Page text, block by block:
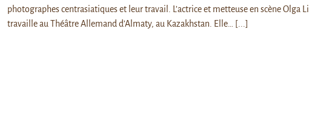
photographes centrasiatiques et leur travail. L’actrice et metteuse en scène Olga Li
travaille au Théâtre Allemand d’Almaty, au Kazakhstan. Elle…
[...]